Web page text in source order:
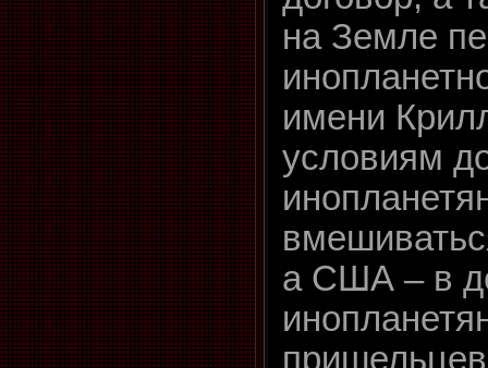
на Земле
имени
условиям
а США – в